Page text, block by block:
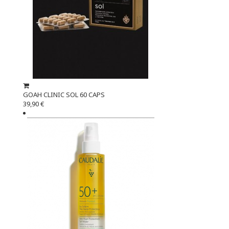
GOAH CLINIC SOL 60 CAPS
39,90 €